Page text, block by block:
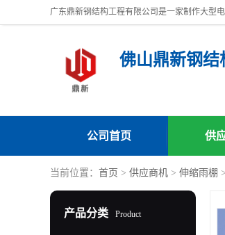
佛山鼎新钢结
公司首页 供
当前位置： 首页 > 供应商机 > 伸缩雨棚
产品分类 Product